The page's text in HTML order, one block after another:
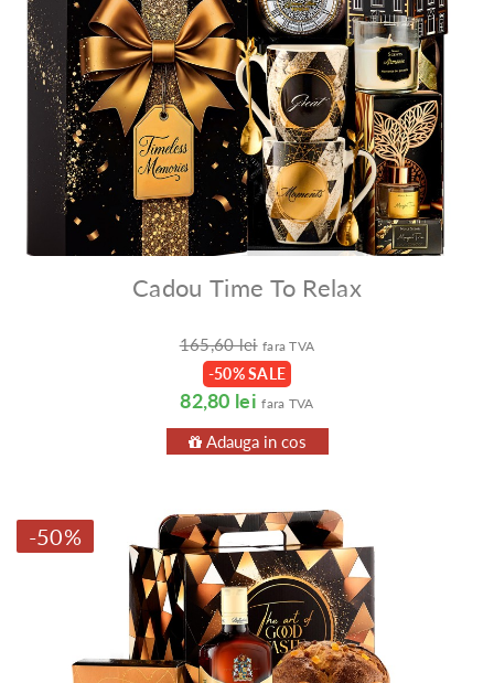
Cadou Time To Relax
165,60 lei fara TVA
-50% SALE
82,80 lei fara TVA
Adauga in cos
-50%